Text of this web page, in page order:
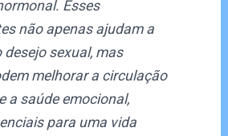
Esses
não apenas ajudam a
sexual, mas
melhorar a circulação
a saúde emocional,
para uma vida